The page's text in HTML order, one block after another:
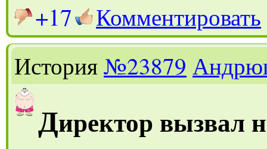
+17
Комментировать
История№23879
Директор вызвал